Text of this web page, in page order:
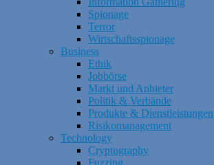
Spionage
Terror
Wirtschaftsspionage
Business
Ethik
Jobbörse
Markt und Anbieter
Politik & Verbände
Produkte & Dienstleistungen
Risikomanagement
Technology
Cryptography